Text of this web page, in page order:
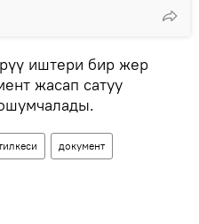
иштери бир жер
жасап сатуу
документ